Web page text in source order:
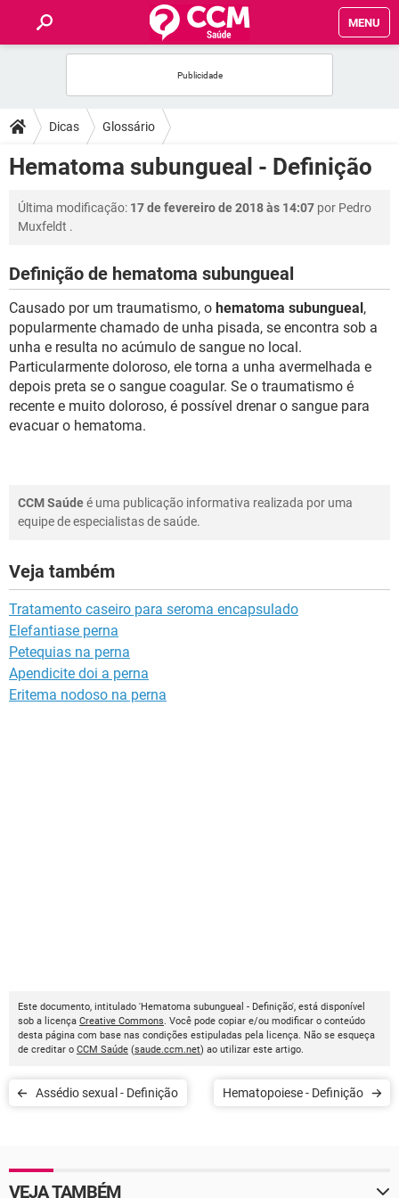
MENU
FÓRUM
SAÚDE
FAMÍLIA
SEXUALIDADE
GLOSSÁRIO
Dicas Glossário
Hematoma subungueal - Definição
Última modificação: 17 de fevereiro de 2018 às 14:07 por Pedro
Muxfeldt .
Definição de hematoma subungueal
Causado por um traumatismo, o hematoma subungueal,
popularmente chamado de unha pisada, se encontra sob a
unha e resulta no acúmulo de sangue no local.
Particularmente doloroso, ele torna a unha avermelhada e
depois preta se o sangue coagular. Se o traumatismo é
recente e muito doloroso, é possível drenar o sangue para
evacuar o hematoma.
CCM Saúdeé uma publicação informativa realizada por uma
equipe de especialistas de saúde.
Veja também
Tratamento caseiro para seroma encapsulado
Elefantiase perna
Petequias na perna
Apendicite doi a perna
Eritema nodoso na perna
Este documento, intitulado 'Hematoma subungueal - Definição', está disponível
sob a licença Creative Commons. Você pode copiar e/ou modificar o conteúdo
desta página com base nas condições estipuladas pela licença. Não se esqueça
de creditar o CCM Saúde (saude.ccm.net) ao utilizar este artigo.
Assédio sexual - Definição Hematopoiese - Definição
VEJA TAMBÉM